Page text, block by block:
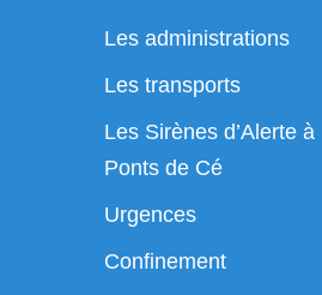
Les administrations
Les transports
Les Sirènes d’Alerte
Ponts de Cé
Urgences
Confinement